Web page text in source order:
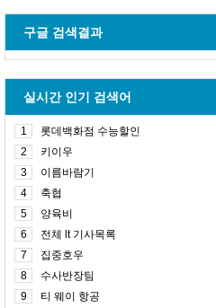
구글 검색결과
실시간 인기 검색어
1
롯데백화점 수능할인
2
키이우
3
이름바람기
4
축협
5
양육비
6
전체 lt 기사목록
7
집중호우
8
수사반장팀
9
티 웨이 항공